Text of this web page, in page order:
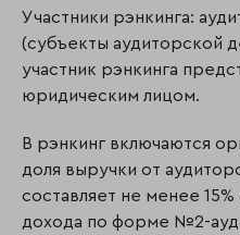
Участники рэнкинга:
(субъекты аудиторской
участник рэнкинга
юридическим лицом.
В рэнкинг включаются
доля выручки от
составляет не менее
дохода по форме №2-